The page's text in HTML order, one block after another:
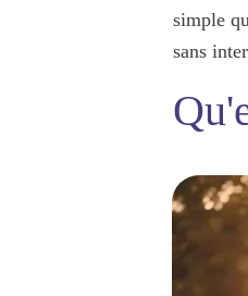
simple
sans